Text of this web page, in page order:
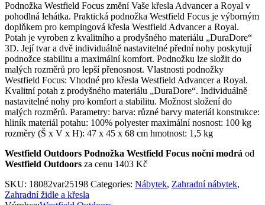
Podnožka Westfield Focus změní Vaše křesla Advancer a Royal v
pohodlná lehátka. Praktická podnožka Westfield Focus je výborným
doplňkem pro kempingová křesla Westfield Advancer a Royal.
Potah je vyroben z kvalitního a prodyšného materiálu „DuraDore“
3D. Její tvar a dvě individuálně nastavitelné přední nohy poskytují
podnožce stabilitu a maximální komfort. Podnožku lze složit do
malých rozměrů pro lepší přenosnost. Vlastnosti podnožky
Westfield Focus: Vhodné pro křesla Westfield Advancer a Royal.
Kvalitní potah z prodyšného materiálu „DuraDore“. Individuálně
nastavitelné nohy pro komfort a stabilitu. Možnost složení do
malých rozměrů. Parametry: barva: různé barvy materiál konstrukce:
hliník materiál potahu: 100% polyester maximální nosnost: 100 kg
rozměry (Š x V x H): 47 x 45 x 68 cm hmotnost: 1,5 kg
Westfield Outdoors Podnožka Westfield Focus noční modrá od
Westfield Outdoors za cenu 1403 Kč
SKU: 18082var25198 Categories: Nábytek, Zahradní nábytek,
Zahradní židle a křesla